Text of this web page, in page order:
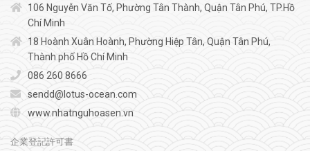
106 Nguyễn Văn Tố, Phường Tân Thành, Quận Tân Phú, TP.Hồ
Chí Minh
18 Hoành Xuân Hoành, Phường Hiệp Tân, Quận Tân Phú,
Thành phố Hồ Chí Minh
086 260 8666
sendd@lotus-ocean.com
www.nhatnguhoasen.vn
企業登記許可書